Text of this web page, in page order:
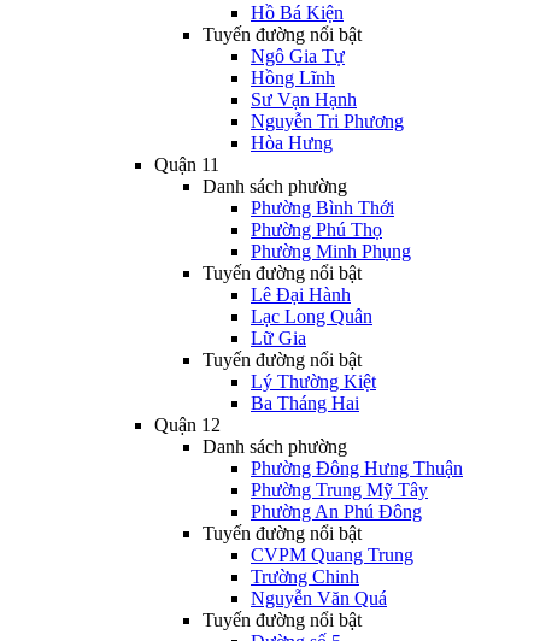
Hồ Bá Kiện
Tuyến đường nổi bật
Ngô Gia Tự
Hồng Lĩnh
Sư Vạn Hạnh
Nguyễn Tri Phương
Hòa Hưng
Quận 11
Danh sách phường
Phường Bình Thới
Phường Phú Thọ
Phường Minh Phụng
Tuyến đường nổi bật
Lê Đại Hành
Lạc Long Quân
Lữ Gia
Tuyến đường nổi bật
Lý Thường Kiệt
Ba Tháng Hai
Quận 12
Danh sách phường
Phường Đông Hưng Thuận
Phường Trung Mỹ Tây
Phường An Phú Đông
Tuyến đường nổi bật
CVPM Quang Trung
Trường Chinh
Nguyễn Văn Quá
Tuyến đường nổi bật